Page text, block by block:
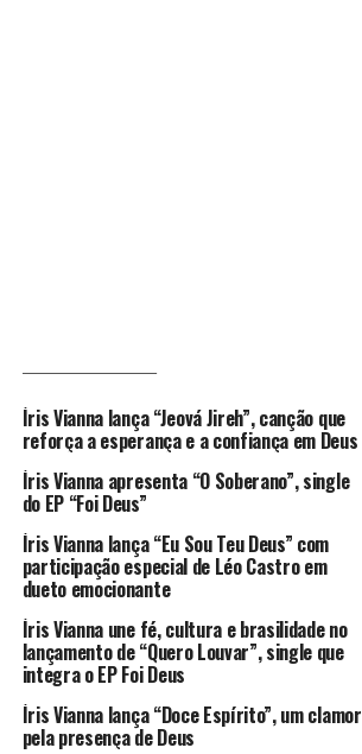
Íris Vianna lança “Jeová Jireh”, canção que
reforça a esperança e a confiança em Deus
Íris Vianna apresenta “O Soberano”, single
do EP “Foi Deus”
Íris Vianna lança “Eu Sou Teu Deus” com
participação especial de Léo Castro em
dueto emocionante
Íris Vianna une fé, cultura e brasilidade no
lançamento de “Quero Louvar”, single que
integra o EP Foi Deus
Íris Vianna lança “Doce Espírito”, um clamor
pela presença de Deus